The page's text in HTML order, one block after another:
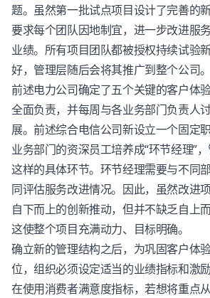
题。虽然第一批试点项目设计了完善的
要求每个团队因地制宜，进一步改进服
业绩。所有项目团队都被授权持续试验
好，管理层随后会将其推广到整个公司。
前述电力公司确定了五个关键的客户体
全面负责，并每周与各业务部门负责人
展。前述综合电信公司新设立一个固定
业务部门的资深员工培养成“环节经理”
这样的具体环节。环节经理需要与不同
同评估服务改进情况。因此，虽然改进
自下而上的创新推动，但并不缺乏自上
这使整个项目充满动力、目标明确。
确立新的管理结构之后，为巩固客户体
位，组织必须设定适当的业绩指标和激
在使用消费者满意度指标，若想将重点